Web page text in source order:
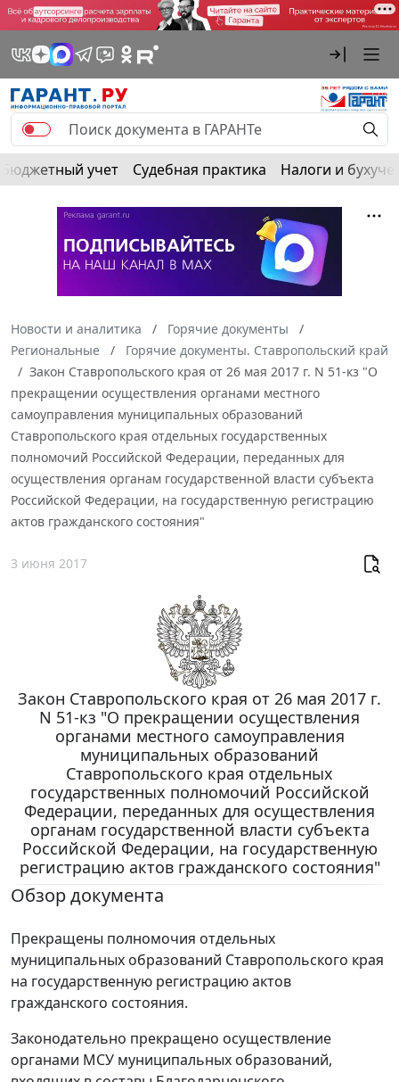
Бюджетный учет Судебная практика Налоги и
Новости и аналитика
Горячие документы
Региональные
Горячие документы. Ставропольский край
Закон Ставропольского края от 26 мая 2017 г. N 51-кз "О
прекращении осуществления органами местного
самоуправления муниципальных образований
Ставропольского края отдельных государственных
полномочий Российской Федерации, переданных для
осуществления органам государственной власти субъекта
Российской Федерации, на государственную регистрацию
актов гражданского состояния"
3 июня 2017
Закон Ставропольского края от 26 мая 2017 г.
N 51-кз "О прекращении осуществления
органами местного самоуправления
муниципальных образований
Ставропольского края отдельных
государственных полномочий Российской
Федерации, переданных для осуществления
органам государственной власти субъекта
Российской Федерации, на государственную
регистрацию актов гражданского состояния"
Обзор документа
Прекращены полномочия отдельных
муниципальных образований Ставропольского края
на государственную регистрацию актов
гражданского состояния.
Законодательно прекращено осуществление
органами МСУ муниципальных образований,